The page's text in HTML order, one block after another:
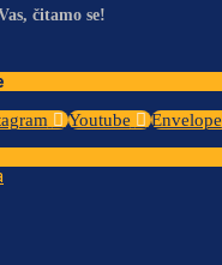
čitamo se!
Youtube Envelope